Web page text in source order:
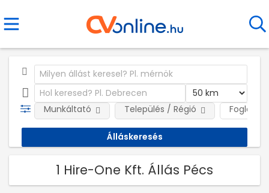
Munkáltató Település / Régió
1 Hire-One Kft. Állás Pécs